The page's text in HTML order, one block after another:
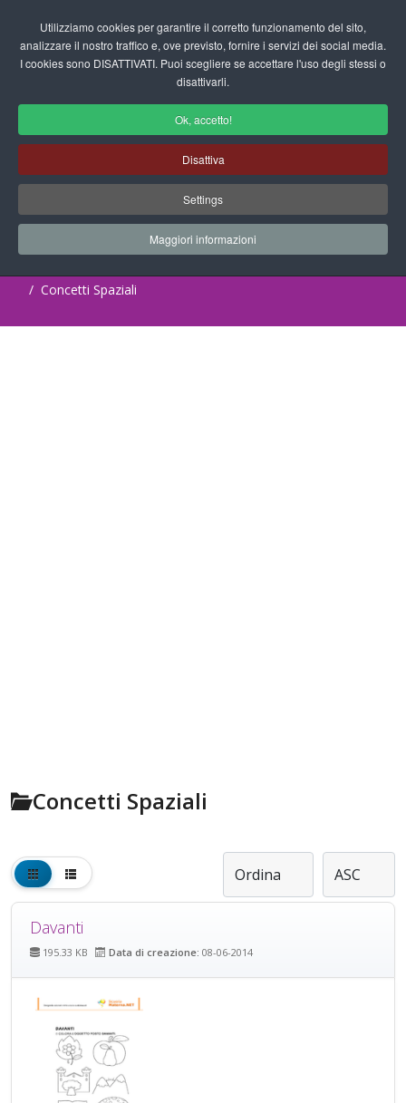
Utilizziamo cookies per garantire il corretto funzionamento del sito,
analizzare il nostro traffico e, ove previsto, fornire i servizi dei social media.
I cookies sono DISATTIVATI. Puoi scegliere se accettare l'uso degli stessi o
disattivarli.
Ok, accetto!
Disattiva
Settings
Maggiori informazioni
fas
Schede Didattiche per la Scuola
dell'Infanzia
Progetti Didattici, Disegni, Schede
Didattiche e tanto altro ancora.
Home Documenti
Schede Didattiche
Concetti Spaziali
Concetti Spaziali
Davanti
195.33 KB Data di creazione: 08-06-2014